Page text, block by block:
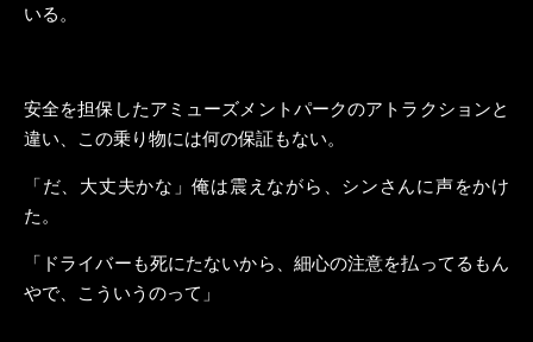
いる。
安全を担保したアミューズメントパークのアトラクションと
違い、この乗り物には何の保証もない。
「だ、大丈夫かな」俺は震えながら、シンさんに声をかけ
た。
「ドライバーも死にたないから、細心の注意を払ってるもん
やで、こういうのって」